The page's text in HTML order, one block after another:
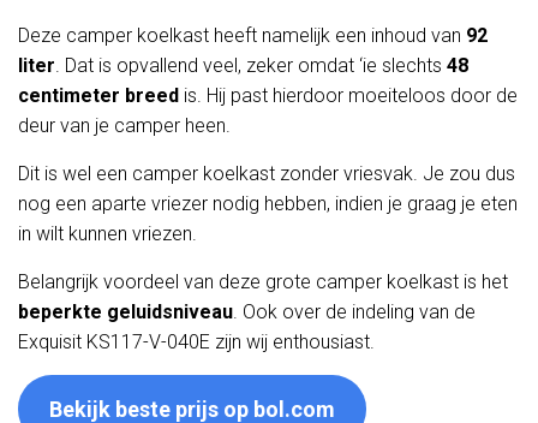
Deze camper koelkast heeft namelijk een inhoud van 92
liter. Dat is opvallend veel, zeker omdat ‘ie slechts 48
centimeter breed is. Hij past hierdoor moeiteloos door de
deur van je camper heen.
Dit is wel een camper koelkast zonder vriesvak. Je zou dus
nog een aparte vriezer nodig hebben, indien je graag je eten
in wilt kunnen vriezen.
Belangrijk voordeel van deze grote camper koelkast is het
beperkte geluidsniveau. Ook over de indeling van de
Exquisit KS117-V-040E zijn wij enthousiast.
Bekijk beste prijs op bol.com